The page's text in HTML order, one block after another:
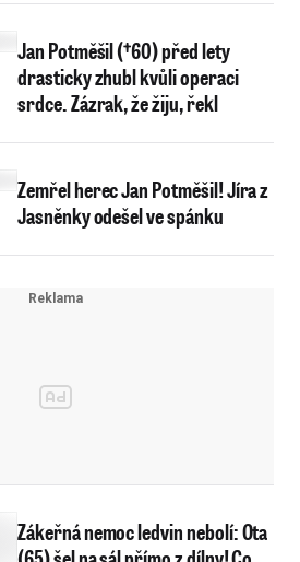
Jan Potměšil (†60) před lety
drasticky zhubl kvůli operaci
srdce. Zázrak, že žiju, řekl
Zemřel herec Jan Potměšil! Jíra z
Jasněnky odešel ve spánku
Zákeřná nemoc ledvin nebolí: Ota